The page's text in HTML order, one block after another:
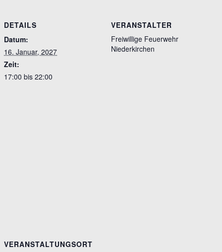
DETAILS
Datum:
16. Januar, 2027
Zeit:
17:00 bis 22:00
VERANSTALTER
Freiwillige Feuerwehr
Niederkirchen
VERANSTALTUNGSORT